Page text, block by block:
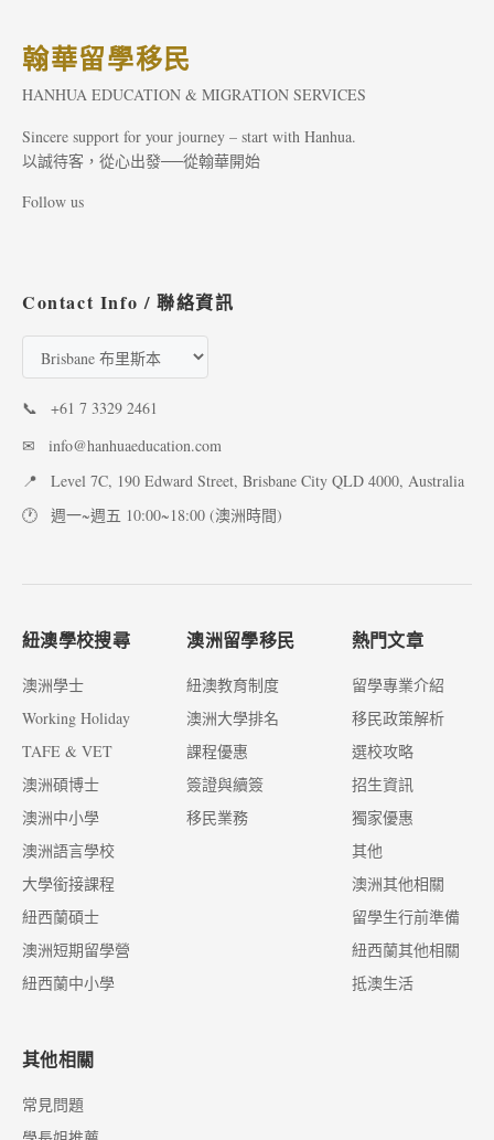
翰華留學移民
HANHUA EDUCATION & MIGRATION SERVICES
Sincere support for your journey – start with Hanhua.
以誠待客，從心出發──從翰華開始
Follow us
Contact Info / 聯絡資訊
📞
+61 7 3329 2461
✉
info@hanhuaeducation.com
📍
Level 7C, 190 Edward Street, Brisbane City QLD 4000, Australia
🕐
週一~週五 10:00~18:00 (澳洲時間)
紐澳學校搜尋
澳洲學士
Working Holiday
TAFE & VET
澳洲碩博士
澳洲中小學
澳洲語言學校
大學銜接課程
紐西蘭碩士
澳洲短期留學營
紐西蘭中小學
澳洲留學移民
紐澳教育制度
澳洲大學排名
課程優惠
簽證與續簽
移民業務
熱門文章
留學專業介紹
移民政策解析
選校攻略
招生資訊
獨家優惠
其他
澳洲其他相關
留學生行前準備
紐西蘭其他相關
抵澳生活
其他相關
常見問題